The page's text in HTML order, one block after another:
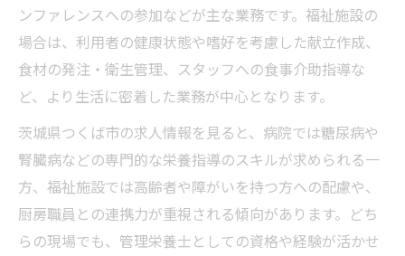
ンファレンスへの参加などが主な業務です。福祉施設の
場合は、利用者の健康状態や嗜好を考慮した献立作成、
食材の発注・衛生管理、スタッフへの食事介助指導な
ど、より生活に密着した業務が中心となります。
茨城県つくば市の求人情報を見ると、病院では糖尿病や
腎臓病などの専門的な栄養指導のスキルが求められる一
方、福祉施設では高齢者や障がいを持つ方への配慮や、
厨房職員との連携力が重視される傾向があります。どち
らの現場でも、管理栄養士としての資格や経験が活かせ